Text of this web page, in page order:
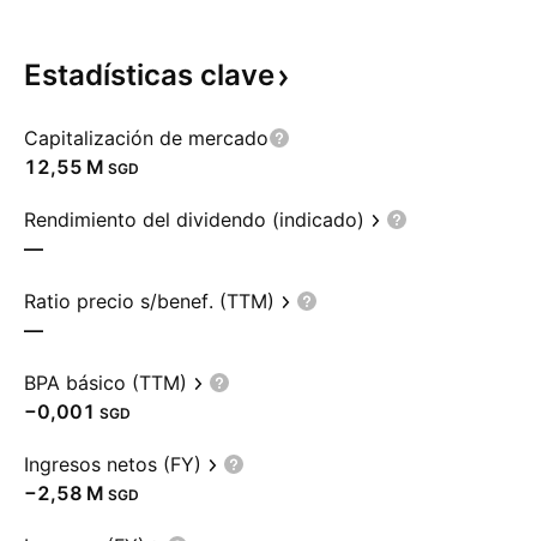
Estadísticas clave
Capitalización de mercado
‪12,55 M‬ SGD
Rendimiento del dividendo (indicado)
—
Ratio precio s/benef. (TTM)
—
BPA básico (TTM)
−0,001 SGD
Ingresos netos (FY)
‪−2,58 M‬ SGD